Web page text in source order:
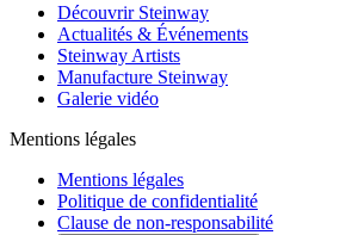
Découvrir Steinway
Actualités & Événements
Steinway Artists
Manufacture Steinway
Galerie vidéo
Mentions légales
Mentions légales
Politique de confidentialité
Clause de non-responsabilité